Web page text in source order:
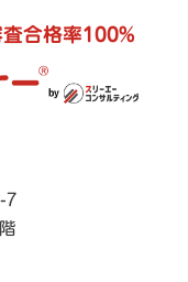
合格率100%
7